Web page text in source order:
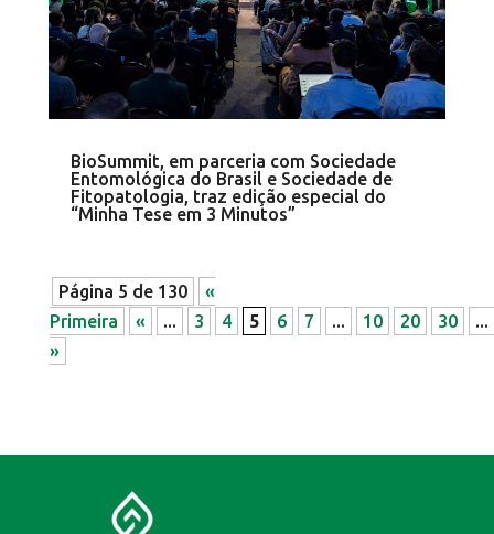
BioSummit, em parceria com Sociedade
Entomológica do Brasil e Sociedade de
Fitopatologia, traz edição especial do
“Minha Tese em 3 Minutos”
Página 5 de 130
«
Primeira
« ... 3 4 5 6 7 ... 10 20 30
...
»